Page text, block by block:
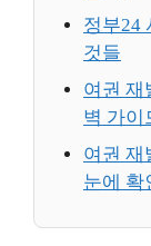
정부24
것들
여권 재
벽 가이
여권 재
눈에 확